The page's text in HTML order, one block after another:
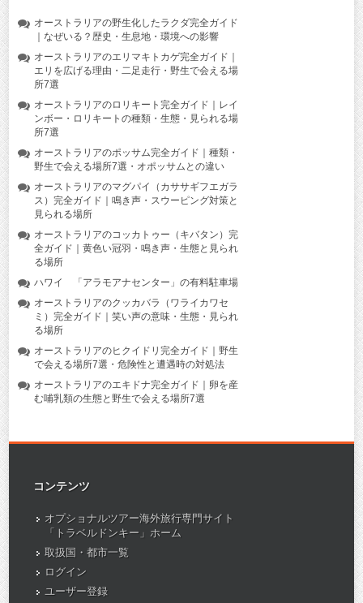
オーストラリアの野生化したラクダ完全ガイド
｜なぜいる？歴史・生息地・環境への影響
オーストラリアのエリマキトカゲ完全ガイド｜
エリを広げる理由・二足走行・野生で会える場
所7選
オーストラリアのロリキート完全ガイド｜レイ
ンボー・ロリキートの種類・生態・見られる場
所7選
オーストラリアのポッサム完全ガイド｜種類・
野生で会える場所7選・オポッサムとの違い
オーストラリアのマグパイ（カササギフエガラ
ス）完全ガイド｜鳴き声・スウーピング対策と
見られる場所
オーストラリアのコッカトゥー（キバタン）完
全ガイド｜黄色い冠羽・鳴き声・生態と見られ
る場所
ハワイ 「アラモアナセンター」の有料駐車場
オーストラリアのクッカバラ（ワライカワセ
ミ）完全ガイド｜笑い声の意味・生態・見られ
る場所
オーストラリアのヒクイドリ完全ガイド｜野生
で会える場所7選・危険性と遭遇時の対処法
オーストラリアのエキドナ完全ガイド｜卵を産
む哺乳類の生態と野生で会える場所7選
コンテンツ
オプショナルツアー海外旅行専門サイト
「トラベルドンキー」ホーム
取扱国・都市一覧
ログイン
ユーザー登録